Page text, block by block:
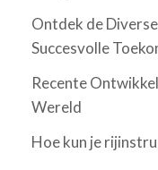
Ontdek de
Succesvolle
Recente
Wereld
Hoe kun je